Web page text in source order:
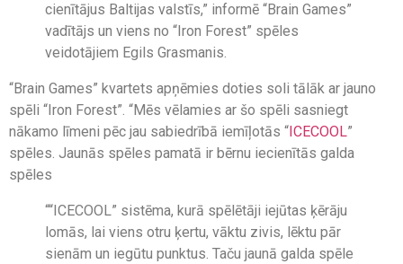
cienītājus Baltijas valstīs,” informē “Brain Games”
vadītājs un viens no “Iron Forest” spēles
veidotājiem Egils Grasmanis.
“Brain Games” kvartets apņēmies doties soli tālāk ar jauno
spēli “Iron Forest”. “Mēs vēlamies ar šo spēli sasniegt
nākamo līmeni pēc jau sabiedrībā iemīļotās “ ICECOOL”
spēles. Jaunās spēles pamatā ir bērnu iecienītās galda
spēles
““ICECOOL” sistēma, kurā spēlētāji iejūtas ķērāju
lomās, lai viens otru ķertu, vāktu zivis, lēktu pār
sienām un iegūtu punktus. Taču jaunā galda spēle